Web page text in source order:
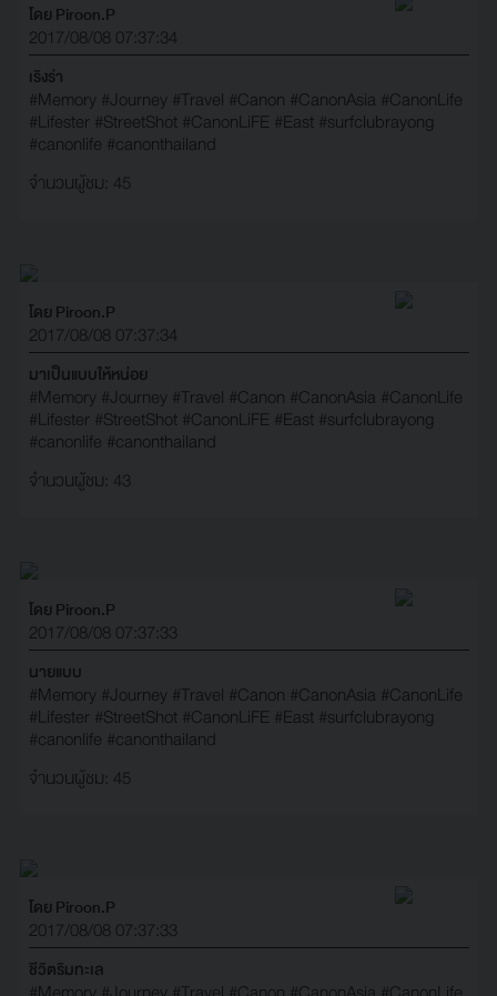
โดย Piroon.P
2017/08/08 07:37:34
เริงร่า
#Memory #Journey #Travel #Canon #CanonAsia #CanonLife
#Lifester #StreetShot #CanonLiFE #East #surfclubrayong
#canonlife #canonthailand
จำนวนผู้ชม: 45
โดย Piroon.P
2017/08/08 07:37:34
มาเป็นแบบให้หน่อย
#Memory #Journey #Travel #Canon #CanonAsia #CanonLife
#Lifester #StreetShot #CanonLiFE #East #surfclubrayong
#canonlife #canonthailand
จำนวนผู้ชม: 43
โดย Piroon.P
2017/08/08 07:37:33
นายแบบ
#Memory #Journey #Travel #Canon #CanonAsia #CanonLife
#Lifester #StreetShot #CanonLiFE #East #surfclubrayong
#canonlife #canonthailand
จำนวนผู้ชม: 45
โดย Piroon.P
2017/08/08 07:37:33
ชีวิตริมทะเล